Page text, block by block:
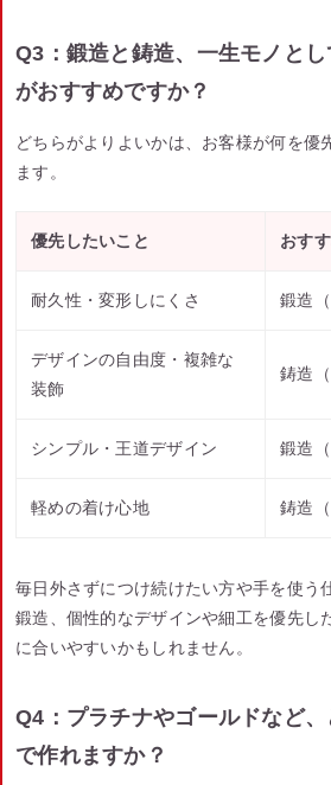
Q3：鍛造と鋳造、一生モノと
がおすすめですか？
どちらがよりよいかは、お客様が何を優
ます。
優先したいこと おす
耐久性・変形しにくさ 鍛造
デザインの自由度・複雑な
装飾
鋳造
シンプル・王道デザイン 鍛造
軽めの着け心地 鋳造
毎日外さずにつけ続けたい方や手を使う
鍛造、個性的なデザインや細工を優先し
に合いやすいかもしれません。
Q4：プラチナやゴールドなど
で作れますか？